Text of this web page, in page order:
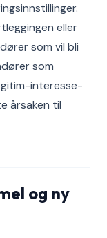
eller
som vil bli
som
interesse-
årsaken til
og ny